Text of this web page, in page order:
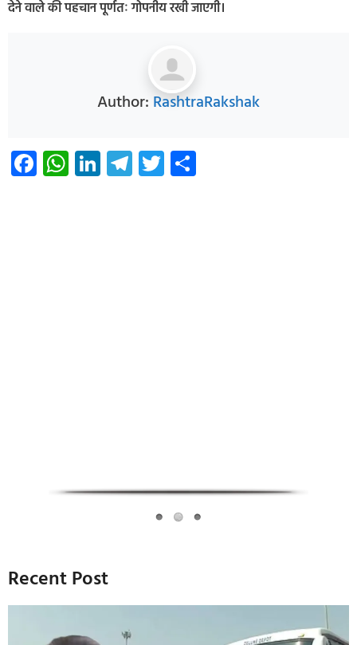
देने वाले की पहचान पूर्णतः गोपनीय रखी जाएगी।
Author: RashtraRakshak
Facebook
WhatsApp
LinkedIn
Telegram
Twitter
Recent Post